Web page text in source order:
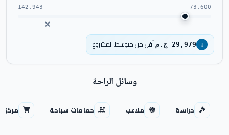
73,600
142,943
↓ 29,979 ج.م أقل من متوسط المشروع
وسائل الراحة
حراسة ملاعب حمامات سباحة مركز